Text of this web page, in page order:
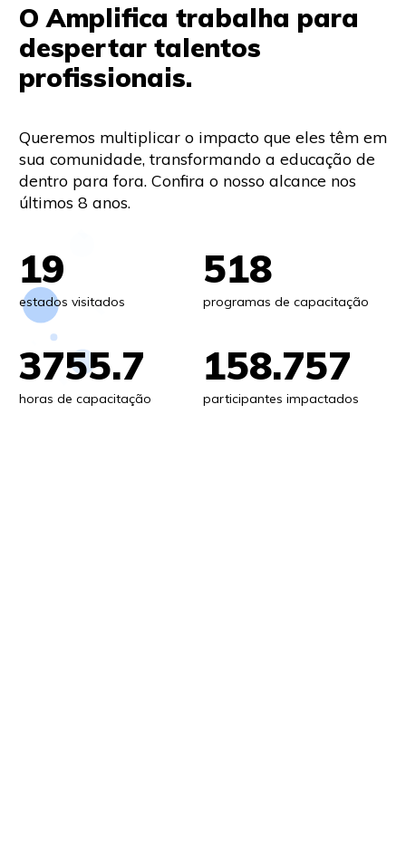
O Amplifica trabalha para
despertar talentos
profissionais.
Queremos multiplicar o impacto que eles têm em
sua comunidade, transformando a educação de
dentro para fora. Confira o nosso alcance nos
últimos 8 anos.
19
estados visitados
518
programas de capacitação
3755.7
horas de capacitação
158.757
participantes impactados